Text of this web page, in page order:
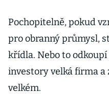
Pochopitelně, pokud
pro obranný průmysl,
křídla. Nebo to
investory velká firma a
velkém.